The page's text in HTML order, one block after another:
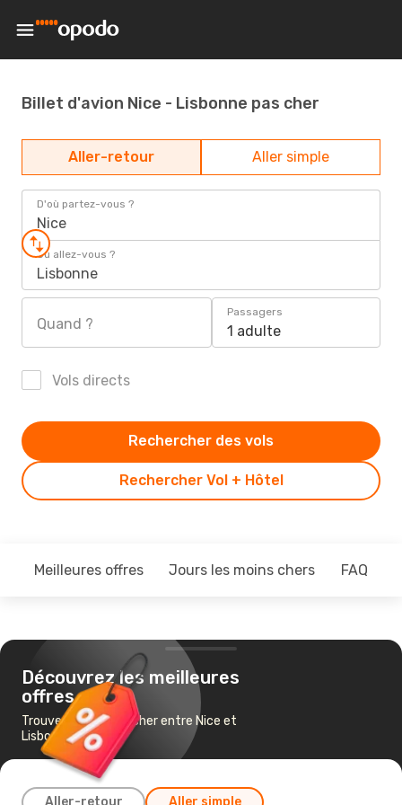
Billet d'avion Nice - Lisbonne pas cher
Aller-retour Aller simple
D'où partez-vous ?
Nice
Où allez-vous ?
Lisbonne
Quand ?
Passagers
1 adulte
Vols directs
Rechercher Vol + Hôtel
Rechercher des vols
Meilleures offres Jours les moins chers FAQ
Découvrez les meilleures
offres
Trouvez un vol pas cher entre Nice et
Lisbonne
Aller-retour Aller simple